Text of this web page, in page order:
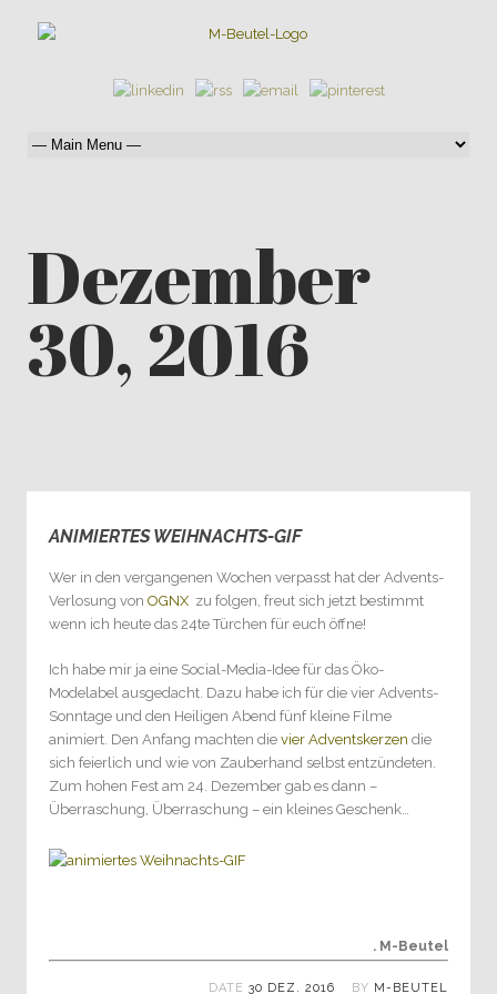
Dezember
30, 2016
ANIMIERTES WEIHNACHTS-GIF
Wer in den vergangenen Wochen verpasst hat der Advents-
Verlosung von OGNX zu folgen, freut sich jetzt bestimmt
wenn ich heute das 24te Türchen für euch öffne!
Ich habe mir ja eine Social-Media-Idee für das Öko-
Modelabel ausgedacht. Dazu habe ich für die vier Advents-
Sonntage und den Heiligen Abend fünf kleine Filme
animiert. Den Anfang machten die vier Adventskerzen die
sich feierlich und wie von Zauberhand selbst entzündeten.
Zum hohen Fest am 24. Dezember gab es dann –
Überraschung, Überraschung – ein kleines Geschenk…
. M-Beutel
DATE 30 DEZ. 2016 BY M-BEUTEL